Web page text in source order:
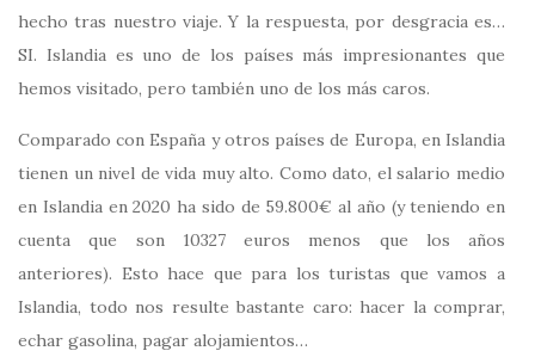
hecho tras nuestro viaje. Y la respuesta, por desgracia es…
SI. Islandia es uno de los países más impresionantes que
hemos visitado, pero también uno de los más caros.
Comparado con España y otros países de Europa, en Islandia
tienen un nivel de vida muy alto. Como dato, el salario medio
en Islandia en 2020 ha sido de 59.800€ al año (y teniendo en
cuenta que son 10327 euros menos que los años
anteriores). Esto hace que para los turistas que vamos a
Islandia, todo nos resulte bastante caro: hacer la comprar,
echar gasolina, pagar alojamientos…